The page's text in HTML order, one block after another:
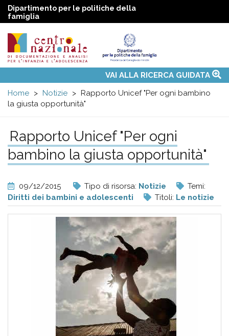
Dipartimento per le politiche della
famiglia
Centro
nazionale
di
Documentazione
e
analisi
l'infanzia
l'adolescenza
Main
menu
Temi
Attività
Convenzione ONUVAI ALLA RICERCA GUIDATA
Home
Notizie
Rapporto Unicef "Per ogni bambino
la giusta opportunità"
Rapporto Unicef "Per ogni
bambino la giusta opportunità"
09/12/2015 Tipo di risorsa: Notizie
Temi:
Diritti dei bambini e adolescenti
Titoli: Le notizie